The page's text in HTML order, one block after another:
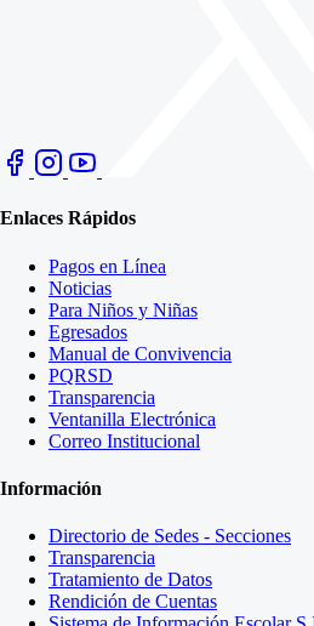
Enlaces Rápidos
Pagos en Línea
Noticias
Para Niños y Niñas
Egresados
Manual de Convivencia
PQRSD
Transparencia
Ventanilla Electrónica
Correo Institucional
Información
Directorio de Sedes - Secciones
Transparencia
Tratamiento de Datos
Rendición de Cuentas